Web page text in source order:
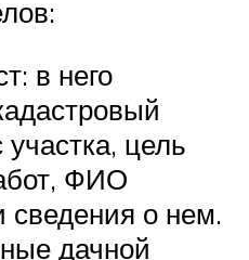
в него
цель
ФИО
сведения о нем.
дачной